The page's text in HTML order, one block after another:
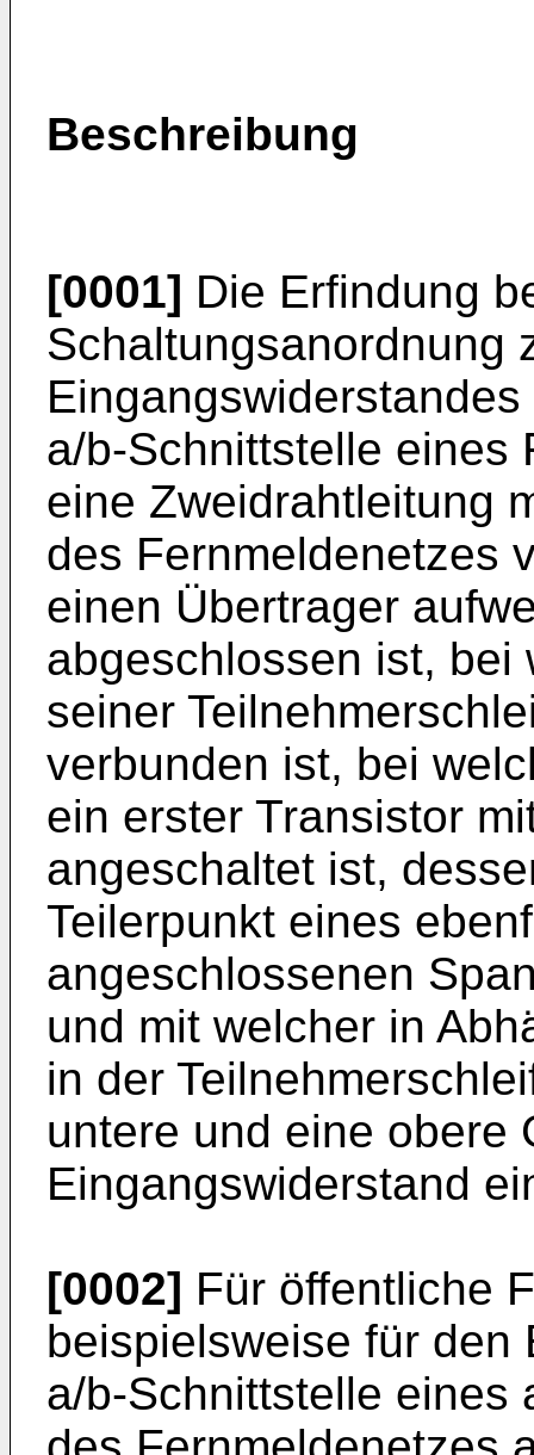
Beschreibung
[0001] Die Erfindung
Schaltungsanordnung
a/b-Schnittstelle eines
eine Zweidrahtleitung
des Fernmeldenetzes
einen Übertrager
abgeschlossen ist, bei
seiner
verbunden ist, bei
ein erster Transistor
angeschaltet ist,
Teilerpunkt eines
angeschlossenen
und mit welcher in
in der
untere und eine obere
Eingangswiderstand
[0002] Für öffentliche
beispielsweise für den
a/b-Schnittstelle eines